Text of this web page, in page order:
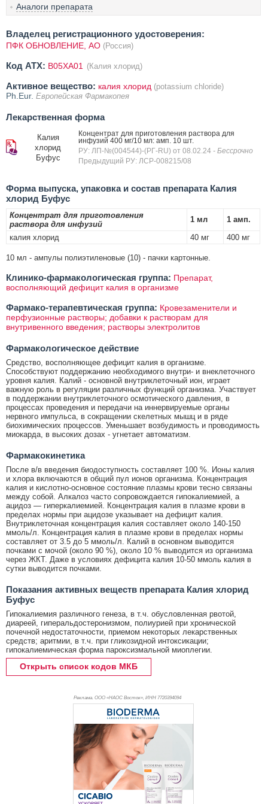
Аналоги препарата
Владелец регистрационного удостоверения:
ПФК ОБНОВЛЕНИЕ, АО (Россия)
Код ATX: B05XA01 (Калия хлорид)
Активное вещество: калия хлорид (potassium chloride)
Ph.Eur. Европейская Фармакопея
Лекарственная форма
Калия
хлорид
Буфус
Концентрат для приготовления раствора для
инфузий 400 мг/10 мл: амп. 10 шт.
РУ: ЛП-№(004544)-(РГ-RU) от 08.02.24 - Бессрочно
Предыдущий РУ: ЛСР-008215/08
Форма выпуска, упаковка и состав препарата Калия
хлорид Буфус
Концентрат для приготовления
раствора для инфузий
1 мл
1 амп.
калия хлорид
40 мг 400 мг
10 мл - ампулы полиэтиленовые (10) - пачки картонные.
Клинико-фармакологическая группа: Препарат,
восполняющий дефицит калия в организме
Фармако-терапевтическая группа: Кровезаменители и
перфузионные растворы; добавки к растворам для
внутривенного введения; растворы электролитов
Фармакологическое действие
Средство, восполняющее дефицит калия в организме.
Способствуют поддержанию необходимого внутри- и внеклеточного
уровня калия. Калий - основной внутриклеточный ион, играет
важную роль в регуляции различных функций организма. Участвует
в поддержании внутриклеточного осмотического давления, в
процессах проведения и передачи на иннервируемые органы
нервного импульса, в сокращении скелетных мышц и в ряде
биохимических процессов. Уменьшает возбудимость и проводимость
миокарда, в высоких дозах - угнетает автоматизм.
Фармакокинетика
После в/в введения биодоступность составляет 100 %. Ионы калия
и хлора включаются в общий пул ионов организма. Концентрация
калия и кислотно-основное состояние плазмы крови тесно связаны
между собой. Алкалоз часто сопровождается гипокалиемией, а
ацидоз — гиперкалиемией. Концентрация калия в плазме крови в
пределах нормы при ацидозе указывает на дефицит калия.
Внутриклеточная концентрация калия составляет около 140-150
ммоль/л. Концентрация калия в плазме крови в пределах нормы
составляет от 3.5 до 5 ммоль/л. Калий в основном выводится
почками с мочой (около 90 %), около 10 % выводится из организма
через ЖКТ. Даже в условиях дефицита калия 10-50 ммоль калия в
сутки выводится почками.
Показания активных веществ препарата Калия хлорид
Буфус
Гипокалиемия различного генеза, в т.ч. обусловленная рвотой,
диареей, гиперальдостеронизмом, полиурией при хронической
почечной недостаточности, приемом некоторых лекарственных
средств; аритмии, в т.ч. при гликозидной интоксикации;
гипокалиемическая форма пароксизмальной миоплегии.
Открыть список кодов МКБ
Реклама. ООО «НАОС Восток», ИНН 7720394094